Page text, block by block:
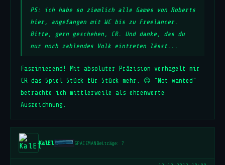
PS: ich habe so ziemlich alle Games von Roberts
hier, angefangen mit WC bis zu Freelancer.
Bitte, gern geschehen, CR. Und danke, das du
nur noch zahlendes Volk eintreten lässt...
Faszinierend! Mit absoluter Präzision verhagelt mir
CR das Spiel Stück für Stück mehr. 😡 "Not wanted"
betrachte ich mittlerweile als ehrenwerte
Auszeichnung.
KalEl SPACEMANBeiträge: 7